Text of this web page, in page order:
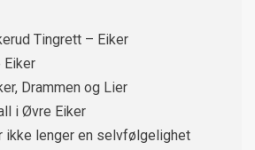
Tingrett – Eiker
Eiker
Drammen og Lier
i Øvre Eiker
ikke lenger en selvfølgelighet